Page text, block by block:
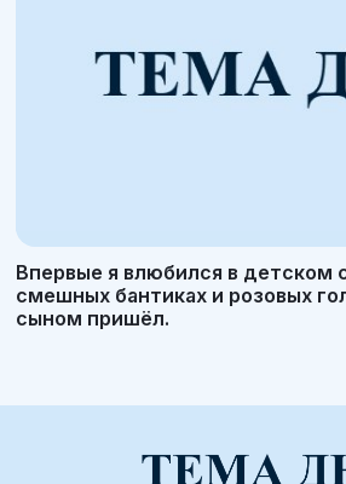
Впервые я влюбился в детском
смешных бантиках и розовых
сыном пришёл.